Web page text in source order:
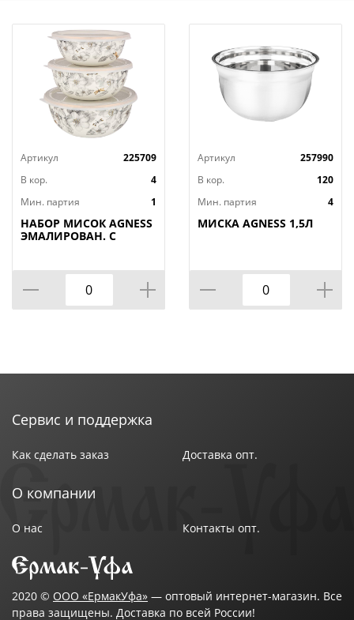
Артикул
225709
В кор.
4
Мин. партия
1
НАБОР МИСОК AGNESS
ЭМАЛИРОВАН. С
САД, 6ПР.14/16/18СМ,
0,6/0,9/1,3Л
Артикул
257990
В кор.
120
Мин. партия
4
МИСКА AGNESS 1,5Л
Сервис и поддержка
Как сделать заказ Доставка опт.
О компании
О нас Контакты опт.
2020 © ООО «ЕрмакУфа» — оптовый интернет-магазин. Все
права защищены. Доставка по всей России!